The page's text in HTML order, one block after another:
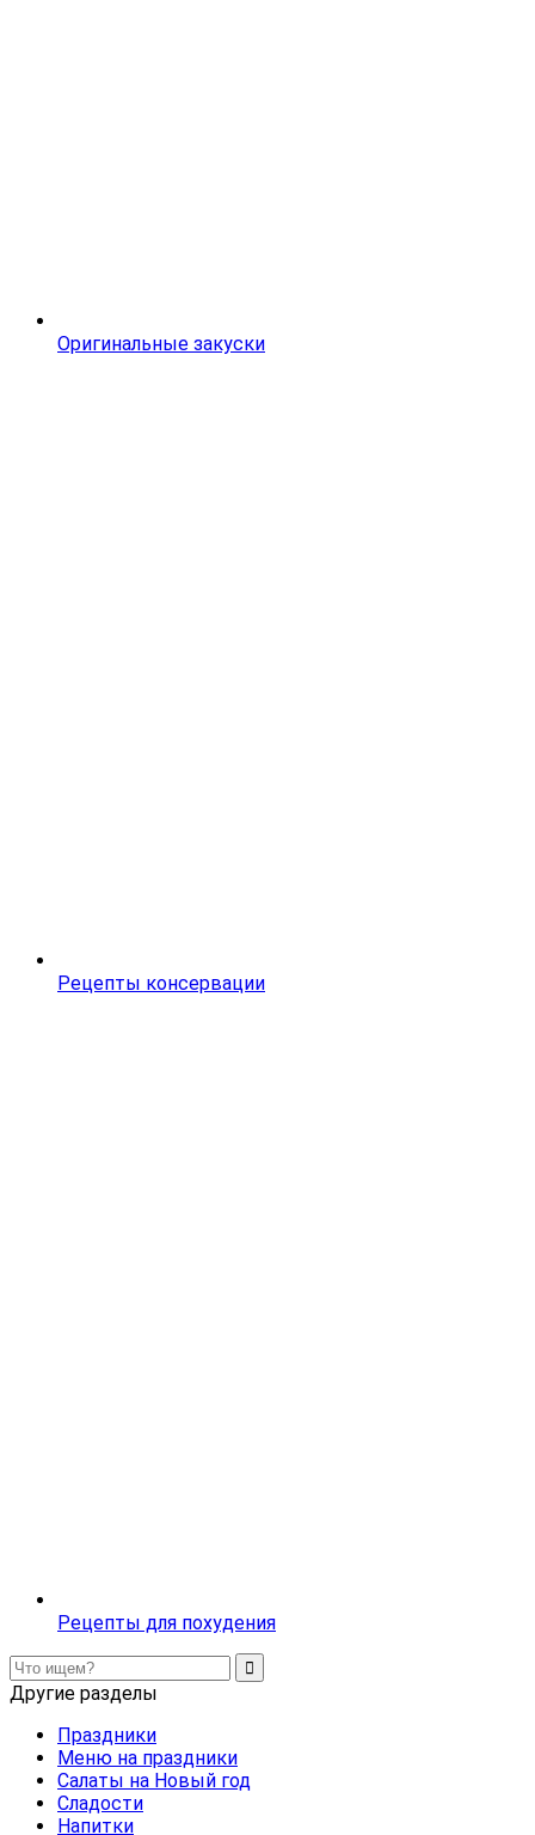
Оригинальные закуски
Рецепты консервации
Рецепты для похудения
Другие разделы
Праздники
Меню на праздники
Салаты на Новый год
Сладости
Напитки